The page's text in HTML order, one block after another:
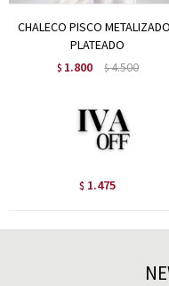
CHALECO PISCO
PLATEADO
$ 1.800 $4.500
$ 1.475